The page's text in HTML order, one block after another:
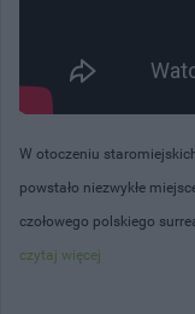
W otoczeniu
powstało niezwykłe
czołowego polskiego
czytaj więcej